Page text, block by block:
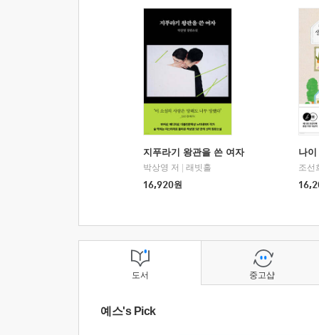
지푸라기 왕관을 쓴 여자
박상영 저
래빗홀
16,920원
나
조선
도서
예스's Pick
중고샵